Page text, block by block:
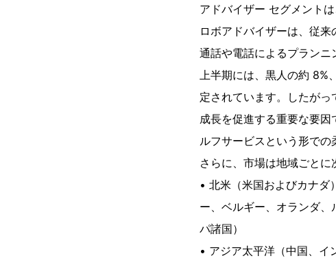
アドバイザー セグメント
ロボアドバイザーは、従
通話や電話によるプラン
上半期には、黒人の約 8%
定されています。したが
成長を促進する重要な要
ルフサービスという形での
さらに、市場は地域ごとに
• 北米（米国およびカナダ
ー、ベルギー、オランダ
パ諸国）
• アジア太平洋（中国、イ